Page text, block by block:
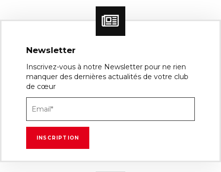
Newsletter
Inscrivez-vous à notre Newsletter pour ne rien
manquer des dernières actualités de votre club
de cœur